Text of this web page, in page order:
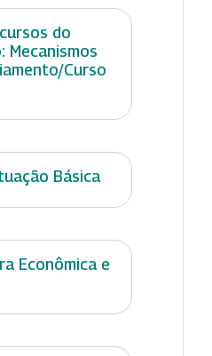
do
Mecanismos
Curso
Básica
Econômica e